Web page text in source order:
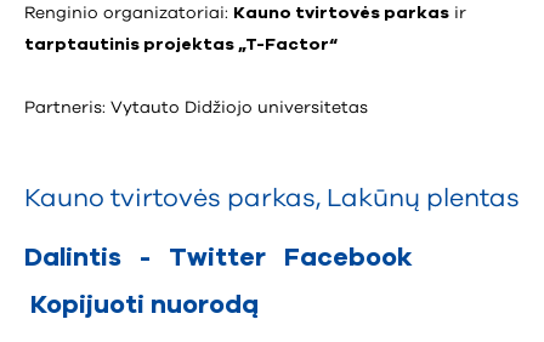
Renginio organizatoriai: Kauno tvirtovės parkas ir
tarptautinis projektas „T-Factor“
Partneris: Vytauto Didžiojo universitetas
Kauno tvirtovės parkas, Lakūnų plentas
Dalintis - Twitter
Facebook
Kopijuoti nuorodą